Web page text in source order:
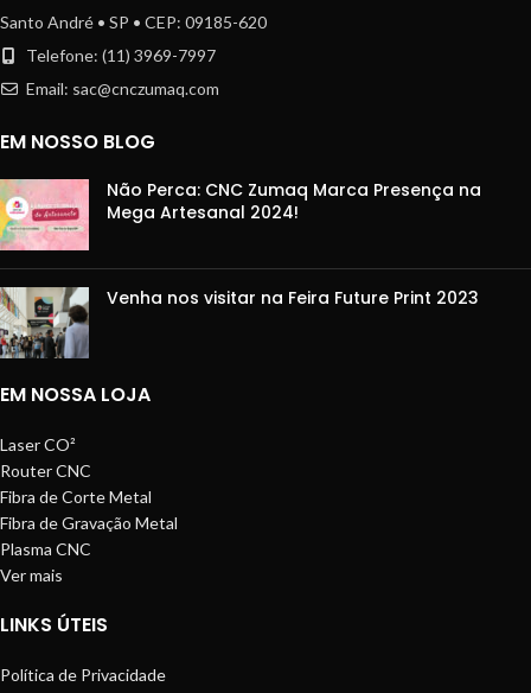
Santo André • SP • CEP: 09185-620
Telefone: (11) 3969-7997
Email: sac@cnczumaq.com
EM NOSSO BLOG
Não Perca: CNC Zumaq Marca Presença na
Mega Artesanal 2024!
Venha nos visitar na Feira Future Print 2023
EM NOSSA LOJA
Laser CO²
Router CNC
Fibra de Corte Metal
Fibra de Gravação Metal
Plasma CNC
Ver mais
LINKS ÚTEIS
Política de Privacidade